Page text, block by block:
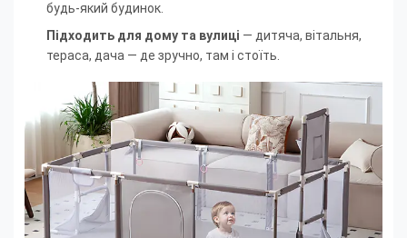
будь-який будинок.
Підходить для дому та вулиці — дитяча, вітальня,
тераса, дача — де зручно, там і стоїть.